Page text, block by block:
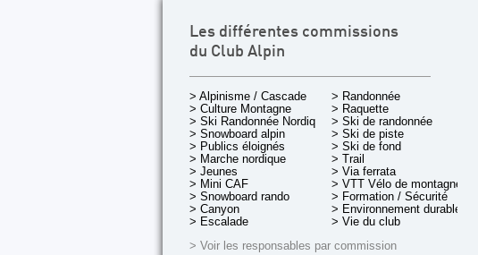
Les différentes commissions
du Club Alpin
> Alpinisme / Cascade
> Culture Montagne
> Ski Randonnée Nordique
> Snowboard alpin
> Publics éloignés
> Marche nordique
> Jeunes
> Mini CAF
> Snowboard rando
> Canyon
> Escalade
> Randonnée
> Raquette
> Ski de randonnée
> Ski de piste
> Ski de fond
> Trail
> Via ferrata
> VTT Vélo de montagne
> Formation / Sécurité
> Environnement durable
> Vie du club
> Voir les responsables par commission